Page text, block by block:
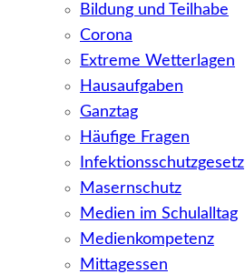
Bildung und Teilhabe
Corona
Extreme Wetterlagen
Hausaufgaben
Ganztag
Häufige Fragen
Infektionsschutzgesetz
Masernschutz
Medien im Schulalltag
Medienkompetenz
Mittagessen